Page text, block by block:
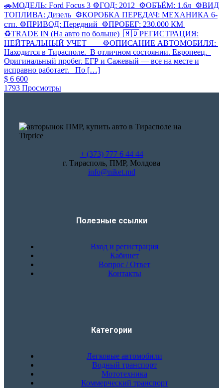
🚗МОДЕЛЬ: Ford Focus 3 ⚙ГОД: 2012 ⚙ОБЪЁМ: 1.6л ⚙ВИД
ТОПЛИВА: Дизель ⚙КОРОБКА ПЕРЕДАЧ: МЕХАНИКА 6-
стп. ⚙ПРИВОД: Передний ⚙ПРОБЕГ: 230.000 КМ
♻TRADE IN (На авто по больше) 🇲🇩РЕГИСТРАЦИЯ:
НЕЙТРАЛЬНЫЙ УЧЕТ ⚙ОПИСАНИЕ АВТОМОБИЛЯ:
Находится в Тирасполе. В отличном состоянии. Европеец.
Оригинальный пробег. ЕГР и Сажевый — все на месте и
исправно работает. По […]
$ 6 600
1793 Просмотры
+ (373) 777 6 44 44
г. Тирасполь, ПМР, Молдова
info@niket.md
Полезные ссылки
Вход и регистрация
Кабинет
Вопрос / Ответ
Контакты
Категории
Легковые автомобили
Водный транспорт
Мототехника
Коммерческий транспорт